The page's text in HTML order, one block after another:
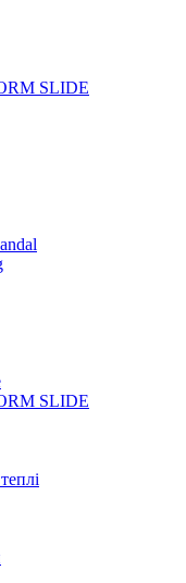
SLIDE
SLIDE